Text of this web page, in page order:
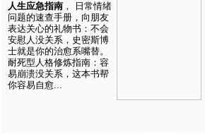
人生应急指南 ， 日常情绪
问题的速查手册，向朋友
表达关心的礼物书：不会
安慰人没关系，史密斯博
士就是你的治愈系嘴替。
耐死型人格修炼指南：容
易崩溃没关系，这本书帮
你容易自愈...